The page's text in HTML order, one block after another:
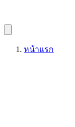
หน้าแรก